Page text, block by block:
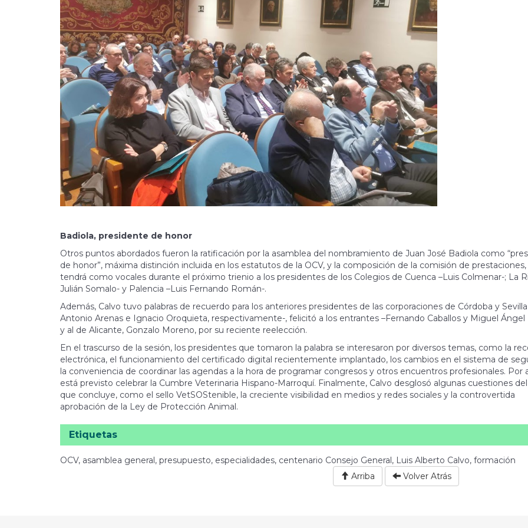
Badiola, presidente de honor
Otros puntos abordados fueron la ratificación por la asamblea del nombramiento de Juan José Badiola como
de honor”, máxima distinción incluida en los estatutos de la OCV, y la composición de la comisión de
tendrá como vocales durante el próximo trienio a los presidentes de los Colegios de Cuenca –Luis Colmenar-; La
Julián Somalo- y Palencia –Luis Fernando Román-.
Además, Calvo tuvo palabras de recuerdo para los anteriores presidentes de las corporaciones de Córdoba y
Antonio Arenas e Ignacio Oroquieta, respectivamente-, felicitó a los entrantes –Fernando Caballos y Miguel Ángel
y al de Alicante, Gonzalo Moreno, por su reciente reelección.
En el trascurso de la sesión, los presidentes que tomaron la palabra se interesaron por diversos temas, como la
electrónica, el funcionamiento del certificado digital recientemente implantado, los cambios en el sistema de
la conveniencia de coordinar las agendas a la hora de programar congresos y otros encuentros profesionales. Por
está previsto celebrar la Cumbre Veterinaria Hispano-Marroquí. Finalmente, Calvo desglosó algunas cuestiones
que concluye, como el sello VetSOStenible, la creciente visibilidad en medios y redes sociales y la controvertida
aprobación de la Ley de Protección Animal.
Etiquetas
OCV, asamblea general, presupuesto, especialidades, centenario Consejo General, Luis Alberto Calvo, formación
Arriba
Volver Atrás